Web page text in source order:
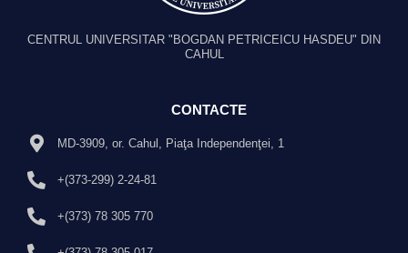
CENTRUL UNIVERSITAR "BOGDAN PETRICEICU HASDEU" DIN
CAHUL
CONTACTE
MD-3909, or. Cahul, Piaţa Independenţei, 1
+(373-299) 2-24-81
+(373) 78 305 770